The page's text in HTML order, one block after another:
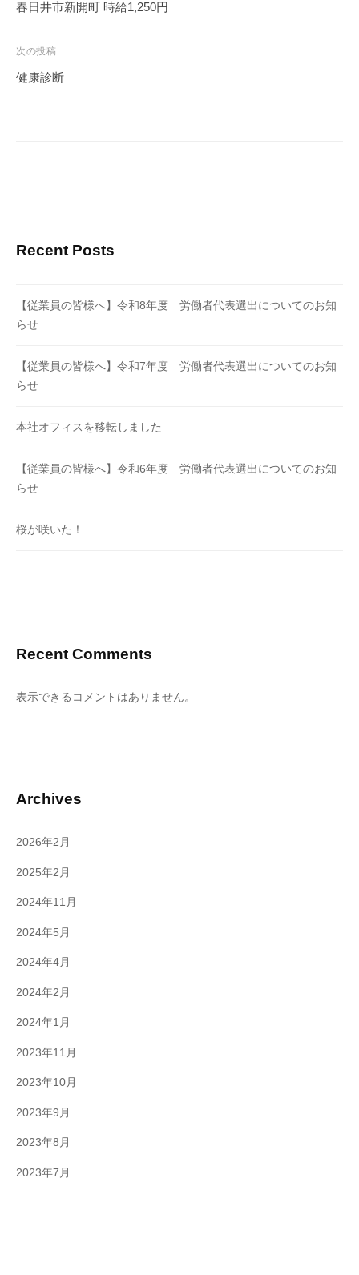
稿
ビ
ゲ
春日井市新開町 時給1,250円
次の投稿
健康診断
Recent Posts
【従業員の皆様へ】令和8年度 労働者代表選出についてのお知
らせ
【従業員の皆様へ】令和7年度 労働者代表選出についてのお知
らせ
本社オフィスを移転しました
【従業員の皆様へ】令和6年度 労働者代表選出についてのお知
らせ
桜が咲いた！
Recent Comments
表示できるコメントはありません。
Archives
2026年2月
2025年2月
2024年11月
2024年5月
2024年4月
2024年2月
2024年1月
2023年11月
2023年10月
2023年9月
2023年8月
2023年7月